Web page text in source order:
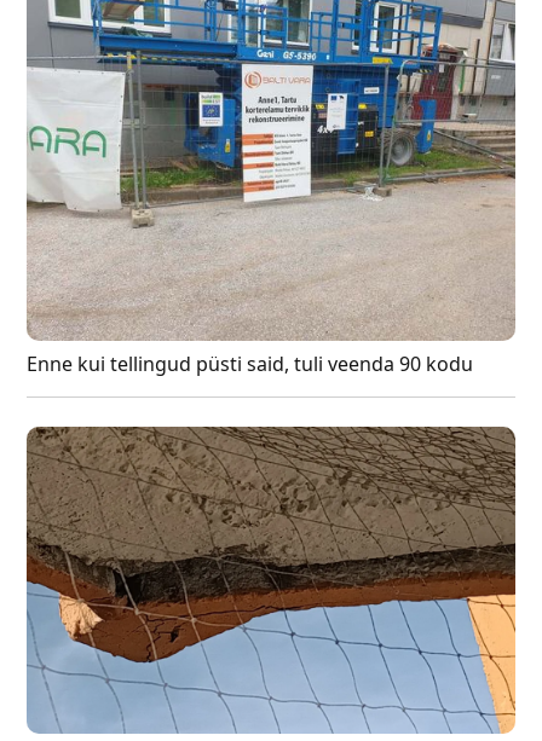
Enne kui tellingud püsti said, tuli veenda 90 kodu